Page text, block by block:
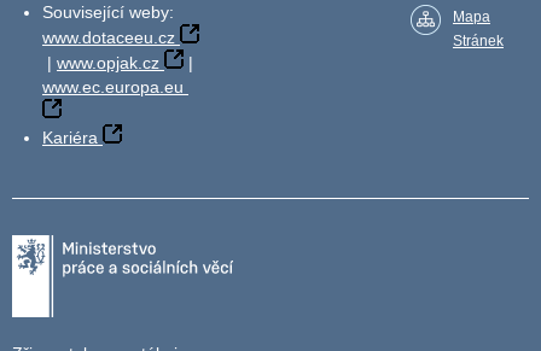
Související weby:
www.dotaceeu.cz
| www.opjak.cz
|
www.ec.europa.eu
Kariéra
Mapa
Stránek